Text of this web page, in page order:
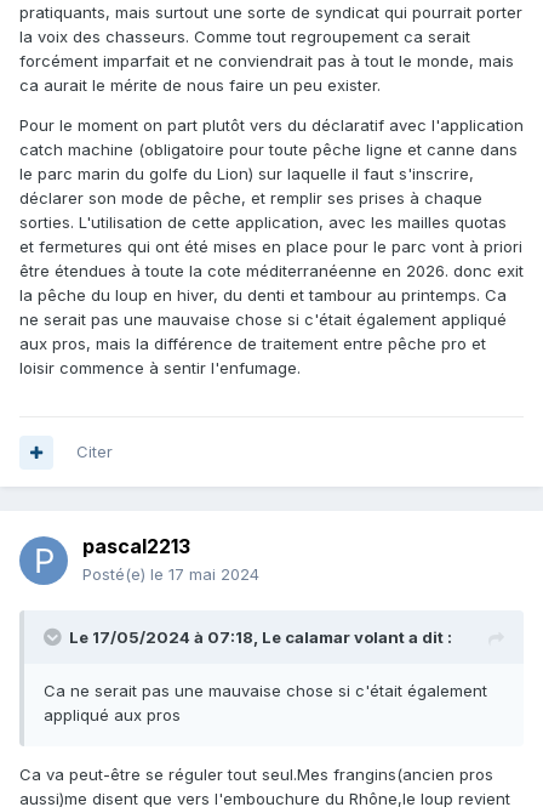
pratiquants, mais surtout une sorte de syndicat qui pourrait porter
la voix des chasseurs. Comme tout regroupement ca serait
forcément imparfait et ne conviendrait pas à tout le monde, mais
ca aurait le mérite de nous faire un peu exister.
Pour le moment on part plutôt vers du déclaratif avec l'application
catch machine (obligatoire pour toute pêche ligne et canne dans
le parc marin du golfe du Lion) sur laquelle il faut s'inscrire,
déclarer son mode de pêche, et remplir ses prises à chaque
sorties. L'utilisation de cette application, avec les mailles quotas
et fermetures qui ont été mises en place pour le parc vont à priori
être étendues à toute la cote méditerranéenne en 2026. donc exit
la pêche du loup en hiver, du denti et tambour au printemps. Ca
ne serait pas une mauvaise chose si c'était également appliqué
aux pros, mais la différence de traitement entre pêche pro et
loisir commence à sentir l'enfumage.
Citer
pascal2213
Posté(e) le 17 mai 2024
Le 17/05/2024 à 07:18, Le calamar volanta dit :
Ca ne serait pas une mauvaise chose si c'était également
appliqué aux pros
Ca va peut-être se réguler tout seul.Mes frangins(ancien pros
aussi)me disent que vers l'embouchure du Rhône,le loup revient